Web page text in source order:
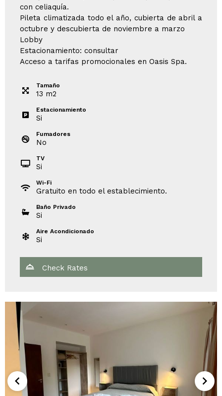
con celiaquía.
Pileta climatizada todo el año, cubierta de abril a
octubre y descubierta de noviembre a marzo
Lobby
Estacionamiento: consultar
Acceso a tarifas promocionales en Oasis Spa.
Tamaño
13 m2
Estacionamiento
Si
Fumadores
No
TV
Si
Wi-Fi
Gratuito en todo el establecimiento.
Baño Privado
Si
Aire Acondicionado
Si
Check Rates